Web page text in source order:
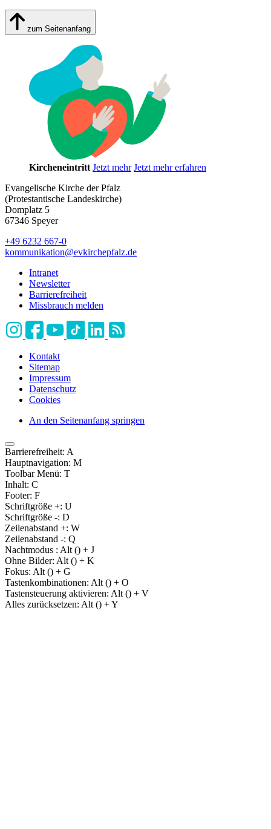
zum Seitenanfang
Kircheneintritt Jetzt mehr Jetzt mehr erfahren
Evangelische Kirche der Pfalz
(Protestantische Landeskirche)
Domplatz 5
67346 Speyer
+49 6232 667-0
kommunikation@evkirchepfalz.de
Intranet
Newsletter
Barrierefreiheit
Missbrauch melden
Kontakt
Sitemap
Impressum
Datenschutz
Cookies
An den Seitenanfang springen
Barrierefreiheit: A
Hauptnavigation: M
Toolbar Menü: T
Inhalt: C
Footer: F
Schriftgröße +: U
Schriftgröße -: D
Zeilenabstand +: W
Zeilenabstand -: Q
Nachtmodus : Alt () + J
Ohne Bilder: Alt () + K
Fokus: Alt () + G
Tastenkombinationen: Alt () + O
Tastensteuerung aktivieren: Alt () + V
Alles zurücksetzen: Alt () + Y